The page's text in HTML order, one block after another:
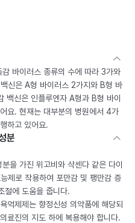
바이러스 종류의 수에 따라 3가와
신은 A형 바이러스 2가지와 B형 바
백신은 인플루엔자 A형과 B형 바이
요. 현재는 대부분의 병원에서 4가
하고 있어요.
분
을 가진 위고비와 삭센다 같은 다이
제로 작용하여 포만감 및 팽만감 증
절에 도움을 줍니다.
억제제는 향정신성 의약품에 해당되
료진의 지도 하에 복용해야 합니다.